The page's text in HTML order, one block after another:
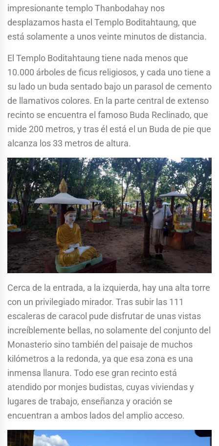
impresionante templo Thanbodahay nos
desplazamos hasta el Templo Boditahtaung, que
está solamente a unos veinte minutos de distancia.
El Templo Boditahtaung tiene nada menos que
10.000 árboles de ficus religiosos, y cada uno tiene a
su lado un buda sentado bajo un parasol de cemento
de llamativos colores. En la parte central de extenso
recinto se encuentra el famoso Buda Reclinado, que
mide 200 metros, y tras él está el un Buda de pie que
alcanza los 33 metros de altura.
Cerca de la entrada, a la izquierda, hay una alta torre
con un privilegiado mirador. Tras subir las 111
escaleras de caracol pude disfrutar de unas vistas
increíblemente bellas, no solamente del conjunto del
Monasterio sino también del paisaje de muchos
kilómetros a la redonda, ya que esa zona es una
inmensa llanura. Todo ese gran recinto está
atendido por monjes budistas, cuyas viviendas y
lugares de trabajo, enseñanza y oración se
encuentran a ambos lados del amplio acceso.